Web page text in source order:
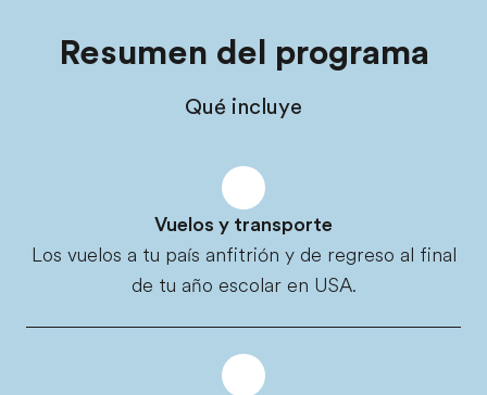
Resumen del programa
Qué incluye
Vuelos y transporte
Los vuelos a tu país anfitrión y de regreso al final
de tu año escolar en USA.